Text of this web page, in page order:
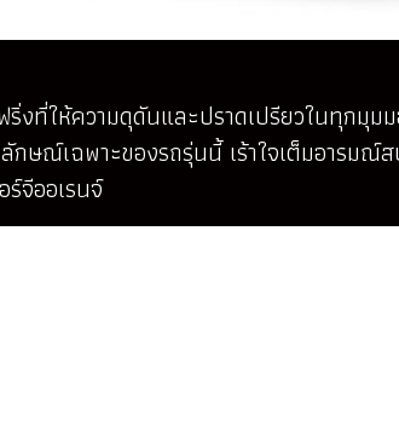
ที่ให้ความดุดันและปราดเปรียวในทุกมุม
ษณ์เฉพาะของรถรุ่นนี้ เร้าใจเต็มอารม
จีออเรนจ์